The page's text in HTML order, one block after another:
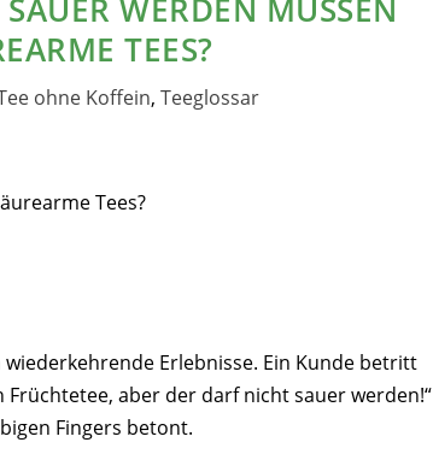
WERDEN MÜSSEN
TEES?
ohne Koffein, Teeglossar
Erlebnisse. Ein Kunde betritt
aber der darf nicht sauer werden!“
Fingers betont.